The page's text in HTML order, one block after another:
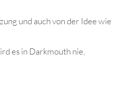
und auch von der Idee wie
es in Darkmouth nie,